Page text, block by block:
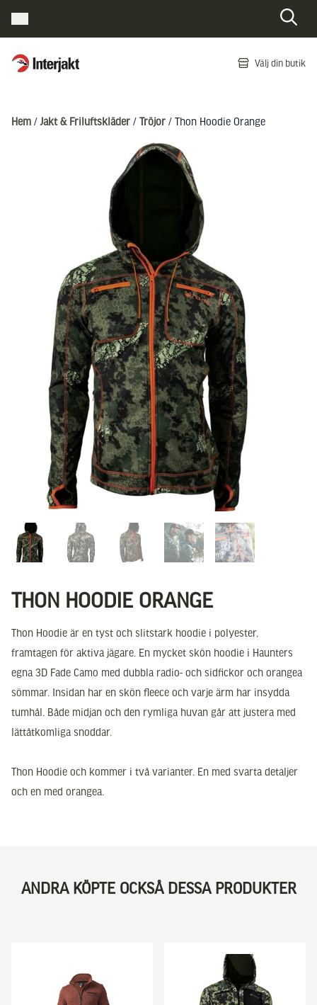
Interjakt SE Välj din butik
Hem / Jakt & Friluftskläder / Tröjor / Thon Hoodie Orange
THON HOODIE ORANGE
Thon Hoodie är en tyst och slitstark hoodie i polyester,
framtagen för aktiva jägare. En mycket skön hoodie i Haunters
egna 3D Fade Camo med dubbla radio- och sidfickor och orangea
sömmar. Insidan har en skön fleece och varje ärm har insydda
tumhål. Både midjan och den rymliga huvan går att justera med
lättåtkomliga snoddar.
Thon Hoodie och kommer i två varianter. En med svarta detaljer
och en med orangea.
ANDRA KÖPTE OCKSÅ DESSA PRODUKTER